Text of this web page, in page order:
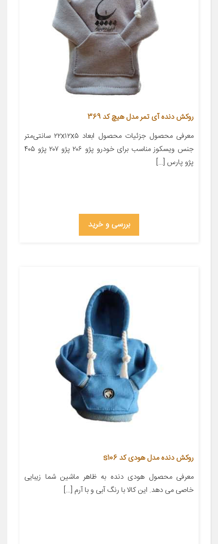
روکش دنده آی تمر مدل هیچ کد 369
معرفی محصول جزئیات محصول ابعاد ۲۲x۱۲x۵ سانتی‌متر
جنس ویسکوز مناسب برای خودرو پژو ۲۰۶ پژو ۲۰۷ پژو ۴۰۵
پژو پارس […]
بررسی و خرید
روکش دنده مدل هودی کد s106
معرفی محصول هودی دنده به ظاهر ماشین شما زیبایی
خاصی می دهد. این کالا با رنگ آبی و با آرم […]